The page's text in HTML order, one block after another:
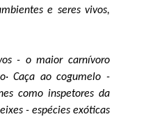
e seres vivos,
- o maior carnívoro
· Caça ao cogumelo -
como inspetores da
- espécies exóticas